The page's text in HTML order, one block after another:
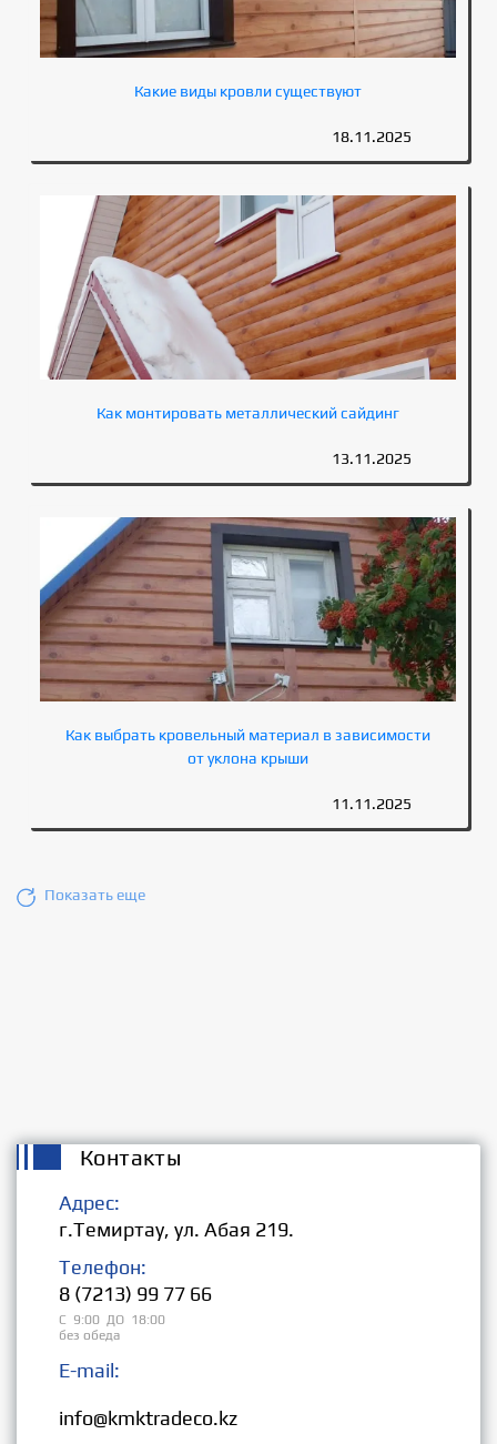
Какие виды кровли существуют
18.11.2025
Как монтировать металлический сайдинг
13.11.2025
Как выбрать кровельный материал в зависимости
от уклона крыши
11.11.2025
Показать еще
Контакты
Адрес:
г.Темиртау, ул. Абая 219.
Телефон:
8 (7213) 99 77 66
С 9:00 ДО 18:00
без обеда
E-mail:
info@kmktradeco.kz